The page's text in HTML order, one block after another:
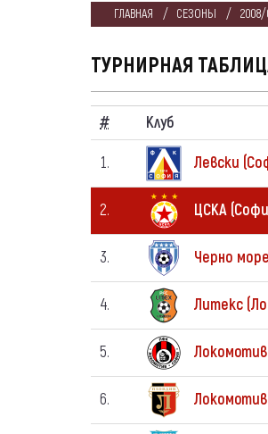
ГЛАВНАЯ СЕЗОНЫ
ТУРНИРНАЯ
# Клуб
1.
Левски
2. ЦСКА
3. Черно
4. Литекс
5.
6. Локомотив